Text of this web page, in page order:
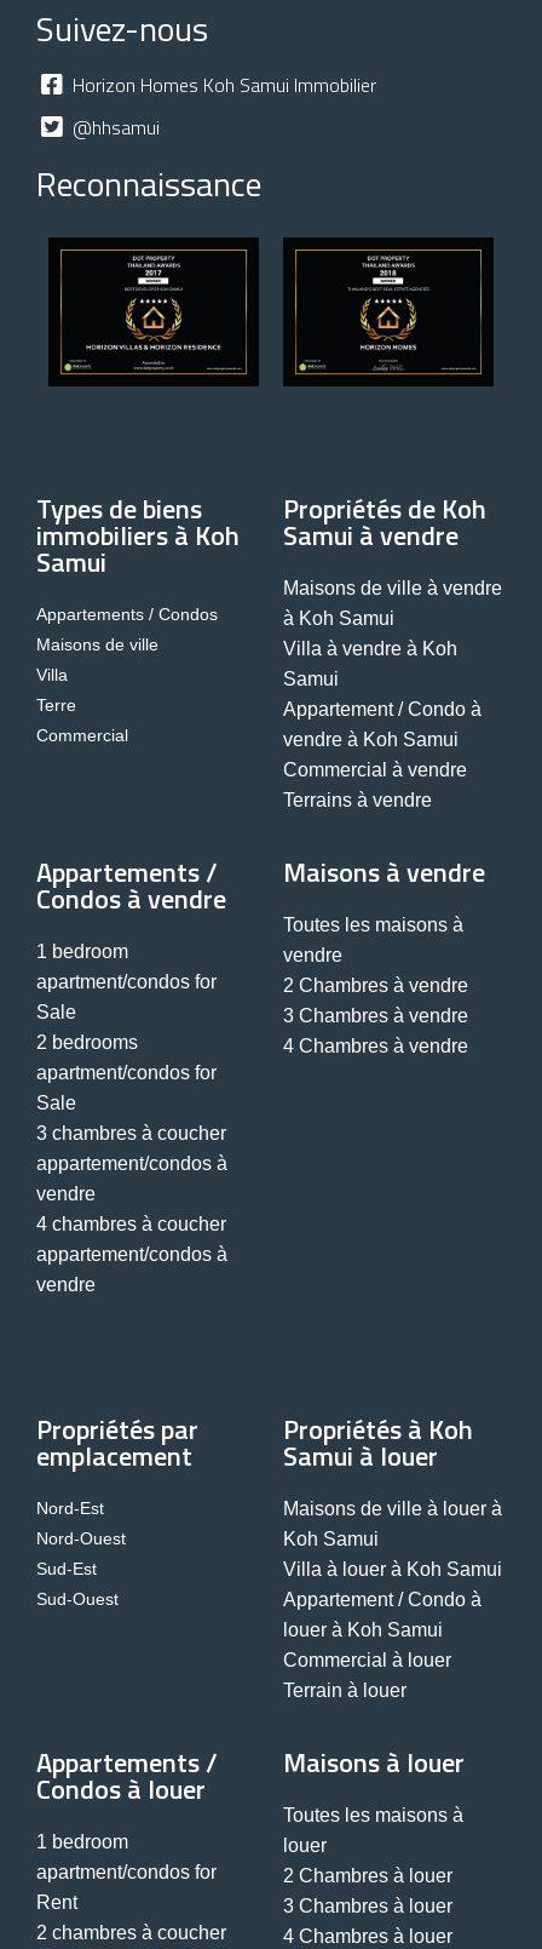
Suivez-nous
Horizon Homes Koh Samui Immobilier
@hhsamui
Reconnaissance
Types de biens
immobiliers à Koh
Samui
Appartements / Condos
Maisons de ville
Villa
Terre
Commercial
Propriétés de Koh
Samui à vendre
Maisons de ville à vendre
à Koh Samui
Villa à vendre à Koh
Samui
Appartement / Condo à
vendre à Koh Samui
Commercial à vendre
Terrains à vendre
Appartements /
Condos à vendre
1 bedroom
apartment/condos for
Sale
2 bedrooms
apartment/condos for
Sale
3 chambres à coucher
appartement/condos à
vendre
4 chambres à coucher
appartement/condos à
vendre
Maisons à vendre
Toutes les maisons à
vendre
2 Chambres à vendre
3 Chambres à vendre
4 Chambres à vendre
Propriétés par
emplacement
Nord-Est
Nord-Ouest
Sud-Est
Sud-Ouest
Propriétés à Koh
Samui à louer
Maisons de ville à louer à
Koh Samui
Villa à louer à Koh Samui
Appartement / Condo à
louer à Koh Samui
Commercial à louer
Terrain à louer
Appartements /
Condos à louer
1 bedroom
apartment/condos for
Rent
2 chambres à coucher
Maisons à louer
Toutes les maisons à
louer
2 Chambres à louer
3 Chambres à louer
4 Chambres à louer